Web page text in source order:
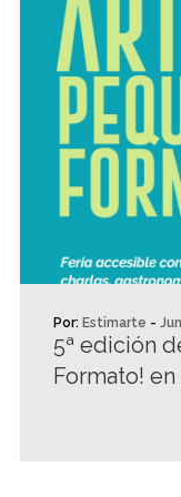
Por: Estimarte -
5ª edición
Formato!